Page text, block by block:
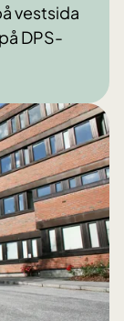
vestsida
DPS-